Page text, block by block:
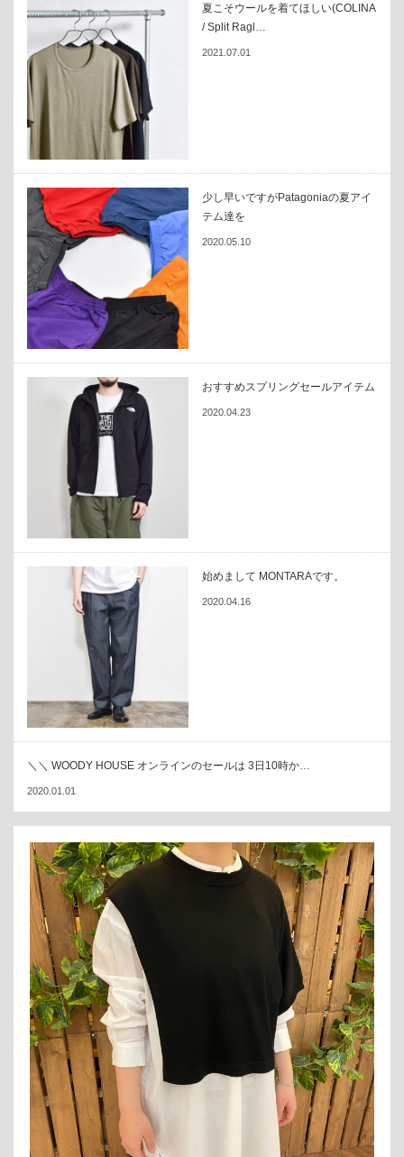
夏こそウールを着てほしい(COLINA
/ Split Ragl…
2021.07.01
少し早いですがPatagoniaの夏アイ
テム達を
2020.05.10
おすすめスプリングセールアイテム
2020.04.23
始めまして MONTARAです。
2020.04.16
＼＼ WOODY HOUSE オンラインのセールは 3日10時か…
2020.01.01